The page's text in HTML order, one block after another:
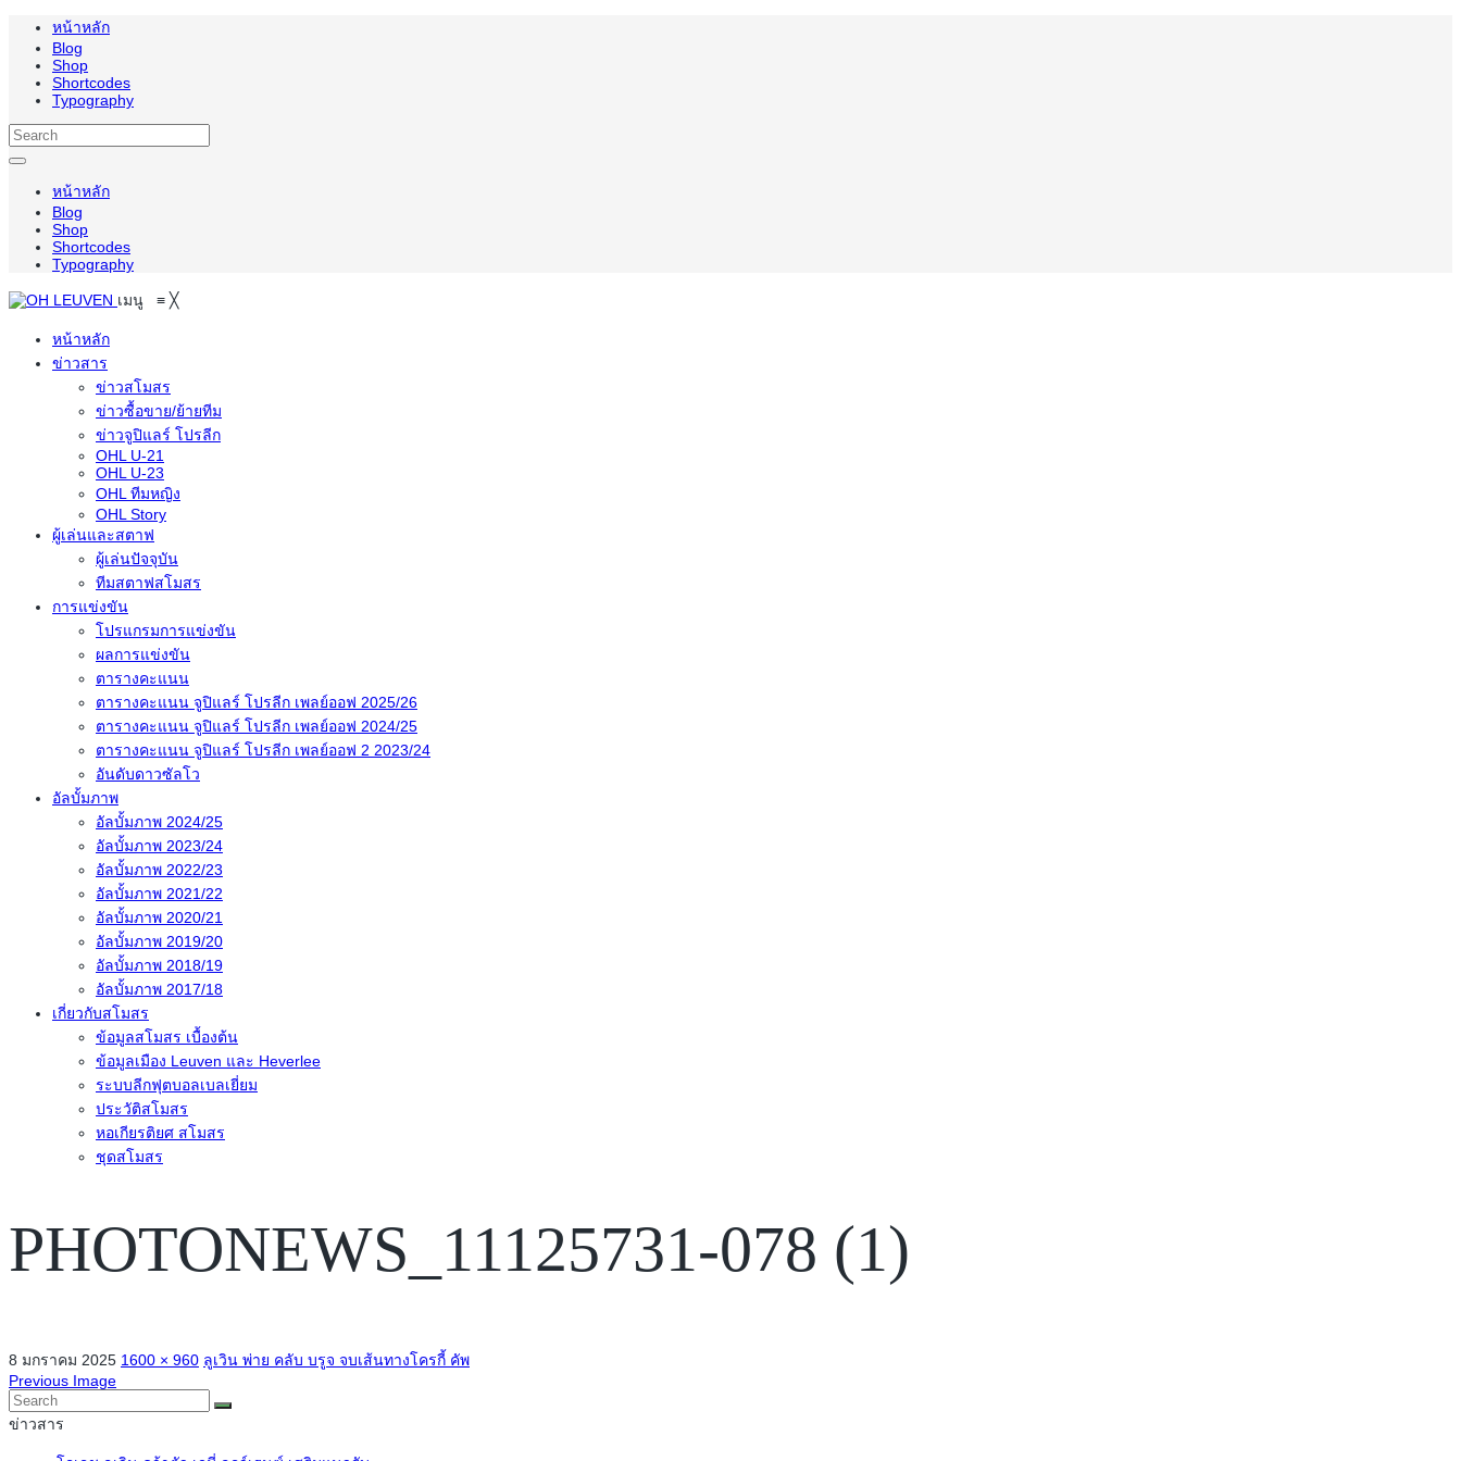
หน้าหลัก
Blog
Shop
Shortcodes
Typography
หน้าหลัก
Blog
Shop
Shortcodes
Typography
เมนู ≡ ╳
หน้าหลัก
ข่าวสาร
ข่าวสโมสร
ข่าวซื้อขาย/ย้ายทีม
ข่าวจูปิแลร์ โปรลีก
OHL U-21
OHL U-23
OHL ทีมหญิง
OHL Story
ผู้เล่นและสตาฟ
ผู้เล่นปัจจุบัน
ทีมสตาฟสโมสร
การแข่งขัน
โปรแกรมการแข่งขัน
ผลการแข่งขัน
ตารางคะแนน
ตารางคะแนน จูปิแลร์ โปรลีก เพลย์ออฟ 2025/26
ตารางคะแนน จูปิแลร์ โปรลีก เพลย์ออฟ 2024/25
ตารางคะแนน จูปิแลร์ โปรลีก เพลย์ออฟ 2 2023/24
อันดับดาวซัลโว
อัลบั้มภาพ
อัลบั้มภาพ 2024/25
อัลบั้มภาพ 2023/24
อัลบั้มภาพ 2022/23
อัลบั้มภาพ 2021/22
อัลบั้มภาพ 2020/21
อัลบั้มภาพ 2019/20
อัลบั้มภาพ 2018/19
อัลบั้มภาพ 2017/18
เกี่ยวกับสโมสร
ข้อมูลสโมสร เบื้องต้น
ข้อมูลเมือง Leuven และ Heverlee
ระบบลีกฟุตบอลเบลเยี่ยม
ประวัติสโมสร
หอเกียรติยศ สโมสร
ชุดสโมสร
PHOTONEWS_11125731-078 (1)
8 มกราคม 2025 1600 × 960 ลูเวิน พ่าย คลับ บรูจ จบเส้นทางโครกี้ คัพ
Previous Image
ข่าวสาร